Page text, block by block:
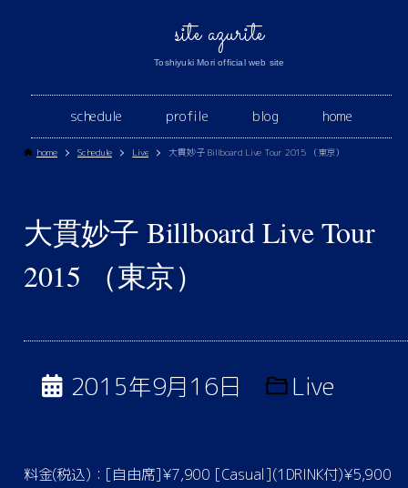
site azurite
Toshiyuki Mori official web site
schedule profile blog home
home Schedule Live 大貫妙子 Billboard Live Tour 2015 （東京）
大貫妙子 Billboard Live Tour
2015 （東京）
2015年9月16日 Live
料金(税込)：[自由席]¥7,900 [Casual](1DRINK付)¥5,900